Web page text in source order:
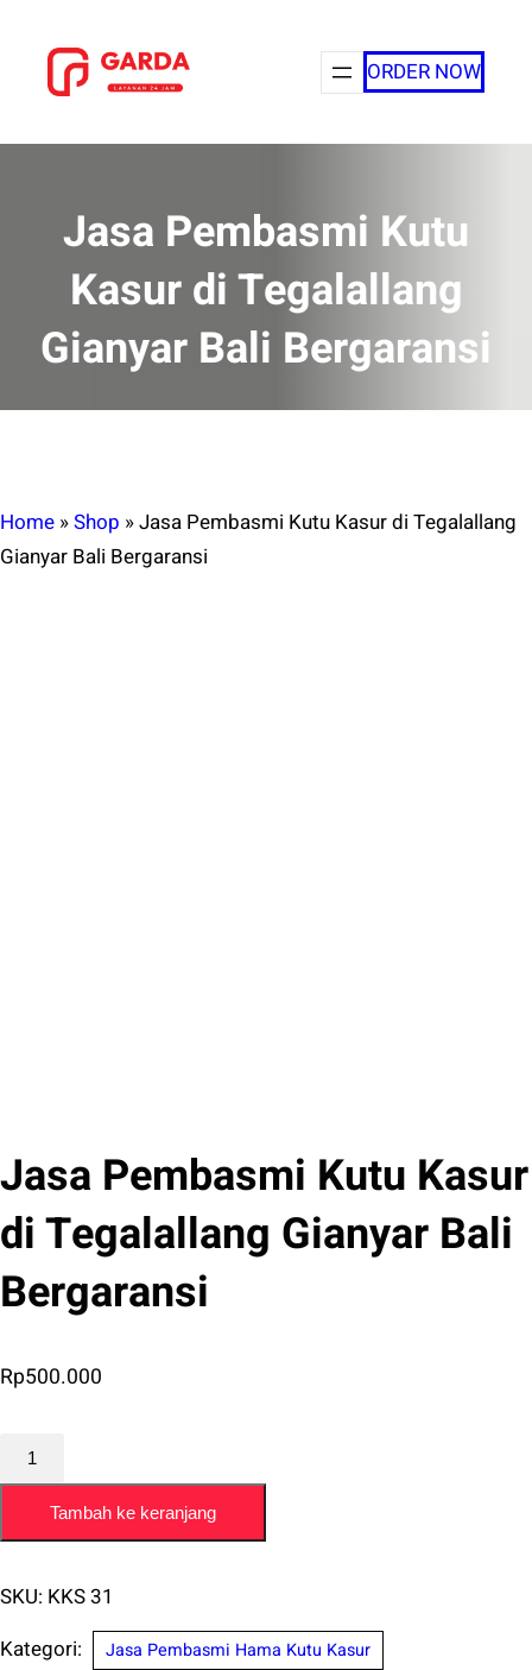
konten
ORDER NOW
Jasa Pembasmi Kutu
Kasur di Tegalallang
Gianyar Bali Bergaransi
Home »Shop »Jasa Pembasmi Kutu Kasur di Tegalallang
Gianyar Bali Bergaransi
Jasa Pembasmi Kutu Kasur
di Tegalallang Gianyar Bali
Bergaransi
Rp500.000
Kuantitas
Jasa
Pembasmi
Kasur
Tegalallang
Tambah ke keranjang
SKU: KKS 31
Kategori:
Jasa Pembasmi Hama Kutu Kasur